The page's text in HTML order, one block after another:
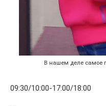
В нашем деле самое
09:30/10:00-17:00/18:00